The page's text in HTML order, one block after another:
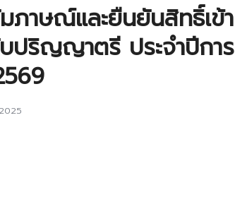
ภาษณ์และยืนยันสิทธิ์เข้า
ปริญญาตรี ประจำปีการ